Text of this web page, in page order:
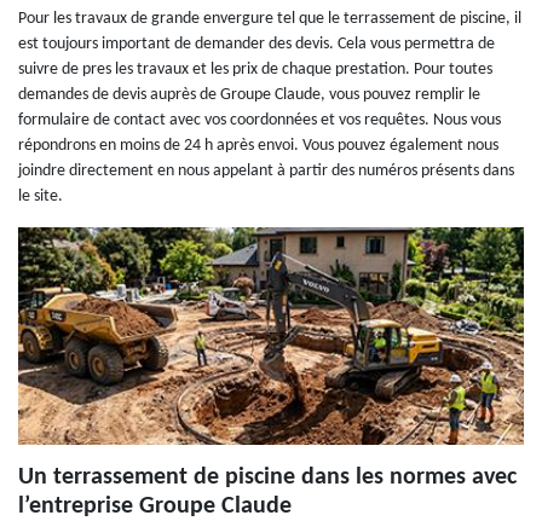
Pour les travaux de grande envergure tel que le terrassement de piscine, il
est toujours important de demander des devis. Cela vous permettra de
suivre de pres les travaux et les prix de chaque prestation. Pour toutes
demandes de devis auprès de Groupe Claude, vous pouvez remplir le
formulaire de contact avec vos coordonnées et vos requêtes. Nous vous
répondrons en moins de 24 h après envoi. Vous pouvez également nous
joindre directement en nous appelant à partir des numéros présents dans
le site.
Un terrassement de piscine dans les normes avec
l’entreprise Groupe Claude